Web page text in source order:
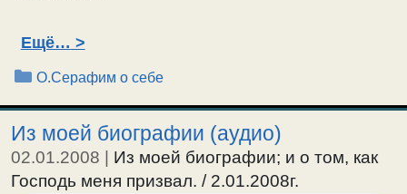
Ещё…
Рубрики
О.Серафим о себе
Из моей биографии (аудио)
02.01.2008
Из моей биографии; и о том, как
Господь меня призвал. / 2.01.2008г.